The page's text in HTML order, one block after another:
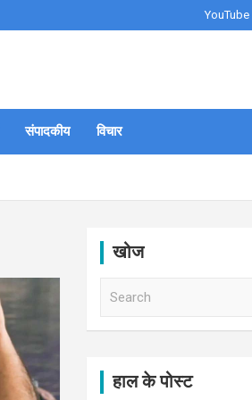
YouTube
संपादकीय विचार
खोज
हाल के पोस्ट